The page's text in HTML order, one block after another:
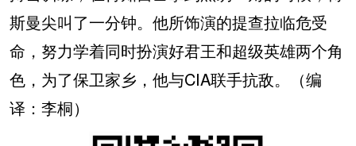
斯曼尖叫了一分钟。他所饰演的提查拉临危受
命，努力学着同时扮演好君王和超级英雄两个角
色，为了保卫家乡，他与CIA联手抗敌。（编
译：李桐）